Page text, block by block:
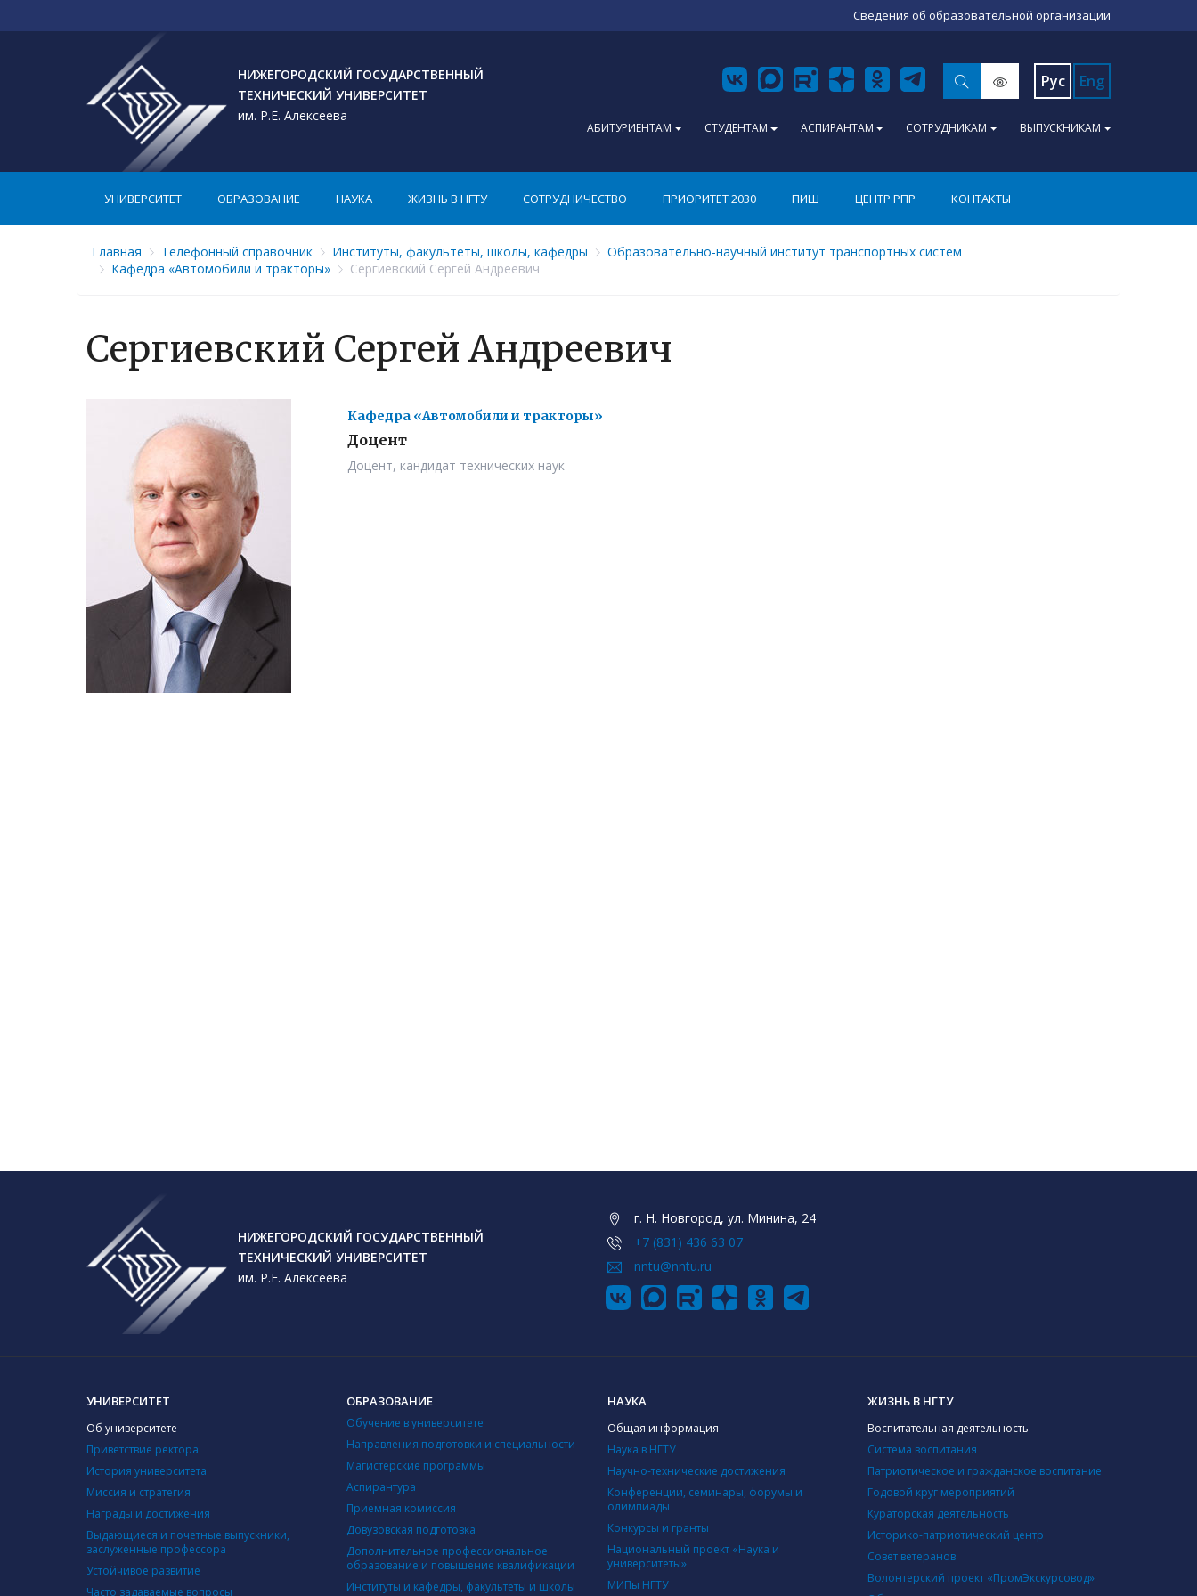
Сведения об образовательной организации
НИЖЕГОРОДСКИЙ ГОСУДАРСТВЕННЫЙ
ТЕХНИЧЕСКИЙ УНИВЕРСИТЕТ
им. Р.Е. Алексеева
Рус Eng
АБИТУРИЕНТАМ СТУДЕНТАМ АСПИРАНТАМ СОТРУДНИКАМ ВЫПУСКНИКАМ
УНИВЕРСИТЕТ ОБРАЗОВАНИЕ НАУКА ЖИЗНЬ В НГТУ СОТРУДНИЧЕСТВО ПРИОРИТЕТ 2030 ПИШ ЦЕНТР РПР КОНТАКТЫ
Главная Телефонный справочник Институты, факультеты, школы, кафедры
Образовательно-научный институт транспортных систем
Кафедра «Автомобили и тракторы»
Сергиевский Сергей Андреевич
Сергиевский Сергей Андреевич
Кафедра «Автомобили и тракторы»
Доцент
Доцент, кандидат технических наук
НИЖЕГОРОДСКИЙ ГОСУДАРСТВЕННЫЙ
ТЕХНИЧЕСКИЙ УНИВЕРСИТЕТ
им. Р.Е. Алексеева
г. Н. Новгород, ул. Минина, 24
+7 (831) 436 63 07
nntu@nntu.ru
УНИВЕРСИТЕТ
Об университете
Приветствие ректора
История университета
Миссия и стратегия
Награды и достижения
Выдающиеся и почетные выпускники,
заслуженные профессора
Устойчивое развитие
Часто задаваемые вопросы
ОБРАЗОВАНИЕ
Обучение в университете
Направления подготовки и специальности
Магистерские программы
Аспирантура
Приемная комиссия
Довузовская подготовка
Дополнительное профессиональное
образование и повышение квалификации
Институты и кафедры, факультеты и школы
НАУКА
Общая информация
Наука в НГТУ
Научно-технические достижения
Конференции, семинары, форумы и
олимпиады
Конкурсы и гранты
Национальный проект «Наука и
университеты»
МИПы НГТУ
ЖИЗНЬ В НГТУ
Воспитательная деятельность
Система воспитания
Патриотическое и гражданское воспитание
Годовой круг мероприятий
Кураторская деятельность
Историко-патриотический центр
Совет ветеранов
Волонтерский проект «ПромЭкскурсовод»